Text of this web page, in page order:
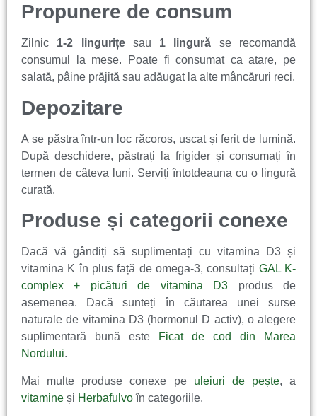
Propunere de consum
Zilnic 1-2 lingurițesau 1 lingură se recomandă
consumul la mese. Poate fi consumat ca atare, pe
salată, pâine prăjită sau adăugat la alte mâncăruri reci.
Depozitare
A se păstra într-un loc răcoros, uscat și ferit de lumină.
După deschidere, păstrați la frigider și consumați în
termen de câteva luni. Serviți întotdeauna cu o lingură
curată.
Produse și categorii conexe
Dacă vă gândiți să suplimentați cu vitamina D3 și
vitamina K în plus față de omega-3, consultați GAL K-
complex + picături de vitamina D3 produs de
asemenea. Dacă sunteți în căutarea unei surse
naturale de vitamina D3 (hormonul D activ), o alegere
suplimentară bună este
Ficat de cod din Marea
Nordului.
Mai multe produse conexe pe uleiuri de pește, a
vitamine și Herbafulvoîn categoriile.